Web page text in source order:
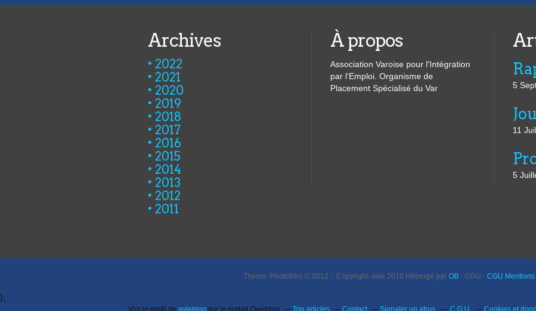
Archives
2022
2021
2020
2019
2018
2017
2016
2015
2014
2013
2012
2011
À propos
Association Varoise pour l'Intégration
par l'Emploi. Organisme de
Placement Spécialisé du Var
5
11
5
Theme: Photofolio © 2012 - Copyright: avie 2015 Hébergé par OB - CGU - CGU
);
Voir le profil de avieblog sur le portail Overblog Top articles Contact Signaler un abus C.G.U. Cookies et